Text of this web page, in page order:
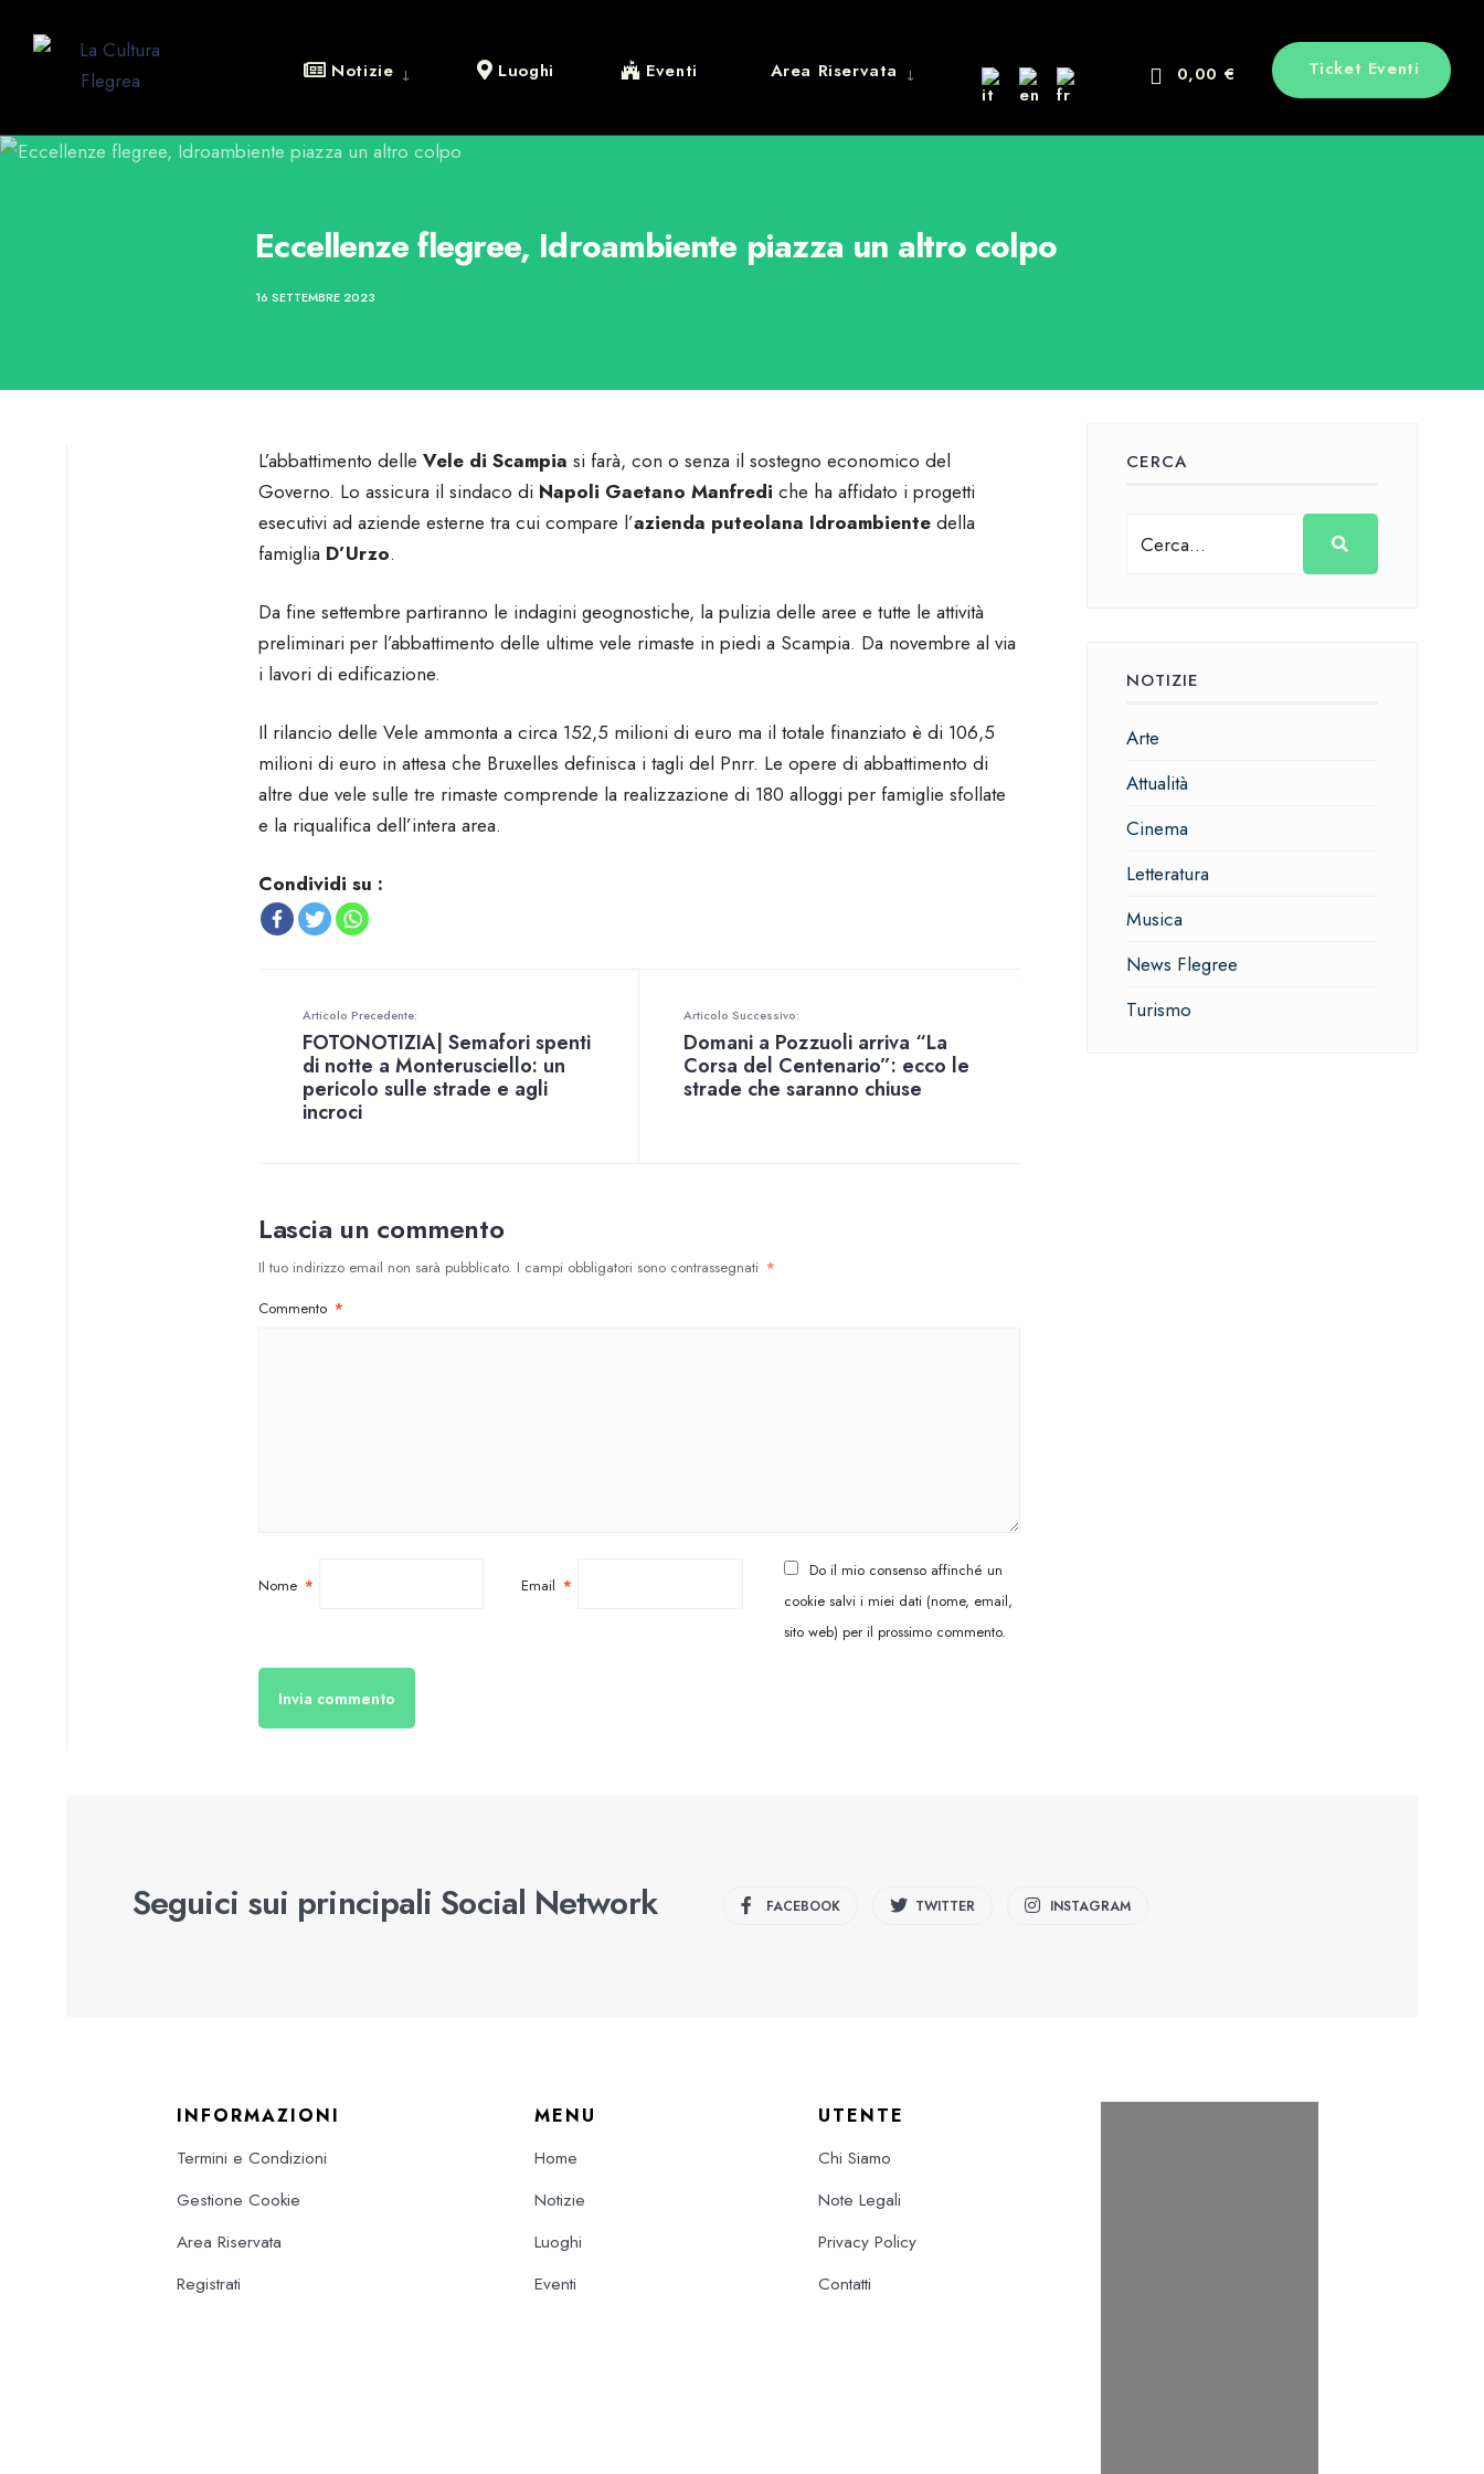
Notizie Luoghi Eventi Area Riservata Ticket Eventi
0,00 €
Eccellenze flegree, Idroambiente piazza un altro colpo
16 SETTEMBRE 2023
L’abbattimento delle Vele di Scampia si farà, con o senza il sostegno economico del
Governo. Lo assicura il sindaco di Napoli Gaetano Manfredi che ha affidato i progetti
esecutivi ad aziende esterne tra cui compare l’azienda puteolana Idroambientedella
famiglia D’Urzo.
Da fine settembre partiranno le indagini geognostiche, la pulizia delle aree e tutte le attività
preliminari per l’abbattimento delle ultime vele rimaste in piedi a Scampia. Da novembre al via
i lavori di edificazione.
Il rilancio delle Vele ammonta a circa 152,5 milioni di euro ma il totale finanziato è di 106,5
milioni di euro in attesa che Bruxelles definisca i tagli del Pnrr. Le opere di abbattimento di
altre due vele sulle tre rimaste comprende la realizzazione di 180 alloggi per famiglie sfollate
e la riqualifica dell’intera area.
Condividi su :
Articolo Precedente:
FOTONOTIZIA| Semafori spenti
di notte a Monterusciello: un
pericolo sulle strade e agli
incroci
Articolo Successivo:
Domani a Pozzuoli arriva “La
Corsa del Centenario”: ecco le
strade che saranno chiuse
Lascia un commento
Il tuo indirizzo email non sarà pubblicato. I campi obbligatori sono contrassegnati *
Commento *
Nome * Email *
Do il mio consenso affinché un
cookie salvi i miei dati (nome, email,
sito web) per il prossimo commento.
CERCA
NOTIZIE
Arte
Attualità
Cinema
Letteratura
Musica
News Flegree
Turismo
Seguici sui principali Social Network FACEBOOK TWITTER INSTAGRAM
INFORMAZIONI
Termini e Condizioni
Gestione Cookie
Area Riservata
Registrati
MENU
Home
Notizie
Luoghi
Eventi
UTENTE
Chi Siamo
Note Legali
Privacy Policy
Contatti